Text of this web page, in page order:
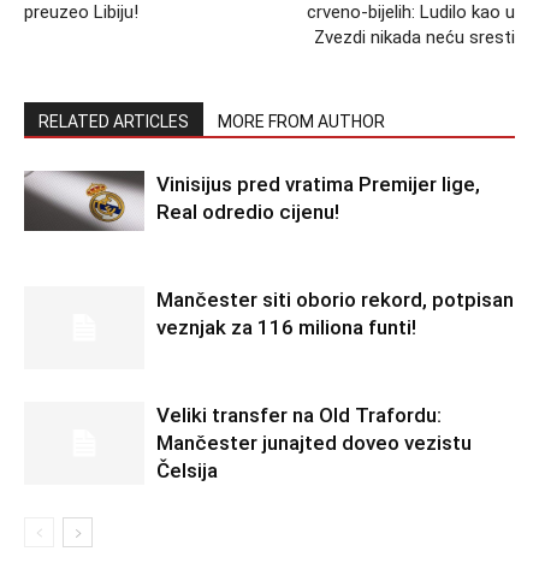
preuzeo Libiju!
crveno-bijelih: Ludilo kao u
Zvezdi nikada neću sresti
RELATED ARTICLES MORE FROM AUTHOR
Vinisijus pred vratima Premijer lige,
Real odredio cijenu!
Mančester siti oborio rekord, potpisan
veznjak za 116 miliona funti!
Veliki transfer na Old Trafordu:
Mančester junajted doveo vezistu
Čelsija